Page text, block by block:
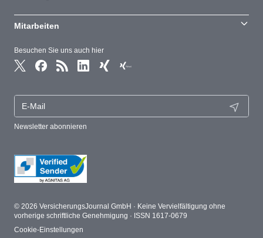
Besuchen Sie uns auch hier
Newsletter abonnieren
Mitarbeiten
© 2026 VersicherungsJournal GmbH · Keine Vervielfältigung ohne
vorherige schriftliche Genehmigung · ISSN 1617-0679
Cookie-Einstellungen